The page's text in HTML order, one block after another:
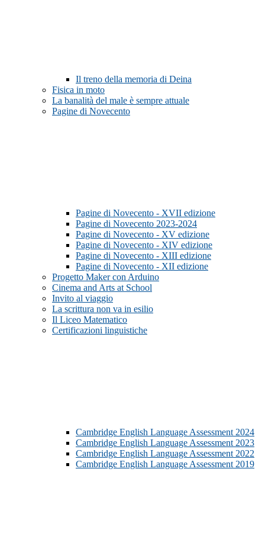
Il treno della memoria di Deina
Fisica in moto
La banalità del male è sempre attuale
Pagine di Novecento
Pagine di Novecento - XVII edizione
Pagine di Novecento 2023-2024
Pagine di Novecento - XV edizione
Pagine di Novecento - XIV edizione
Pagine di Novecento - XIII edizione
Pagine di Novecento - XII edizione
Progetto Maker con Arduino
Cinema and Arts at School
Invito al viaggio
La scrittura non va in esilio
Il Liceo Matematico
Certificazioni linguistiche
Cambridge English Language Assessment 2024
Cambridge English Language Assessment 2023
Cambridge English Language Assessment 2022
Cambridge English Language Assessment 2019